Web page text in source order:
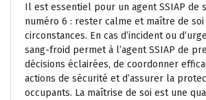
Il est essentiel pour un agent SSIAP de
numéro 6 : rester calme et maître de
circonstances. En cas d’incident ou
sang-froid permet à l’agent SSIAP de
décisions éclairées, de coordonner
actions de sécurité et d’assurer la
occupants. La maîtrise de soi est une